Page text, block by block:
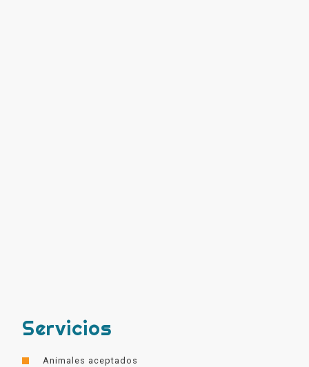
Servicios
Animales aceptados